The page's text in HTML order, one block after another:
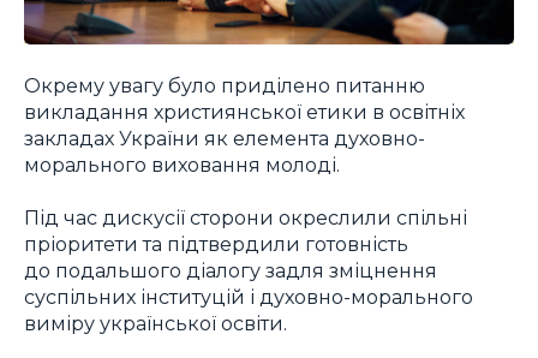
Окрему увагу було приділено питанню
викладання християнської етики в освітніх
закладах України як елемента духовно-
морального виховання молоді.
Під час дискусії сторони окреслили спільні
пріоритети та підтвердили готовність
до подальшого діалогу задля зміцнення
суспільних інституцій і духовно-морального
виміру української освіти.